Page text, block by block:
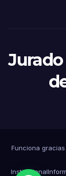
Funciona
Institucional